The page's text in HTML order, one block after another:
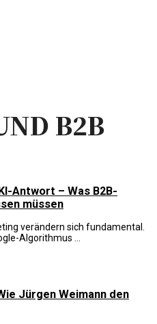
B2B
Antwort – Was B2B-
müssen
verändern sich fundamental.
Algorithmus ...
Jürgen Weimann den